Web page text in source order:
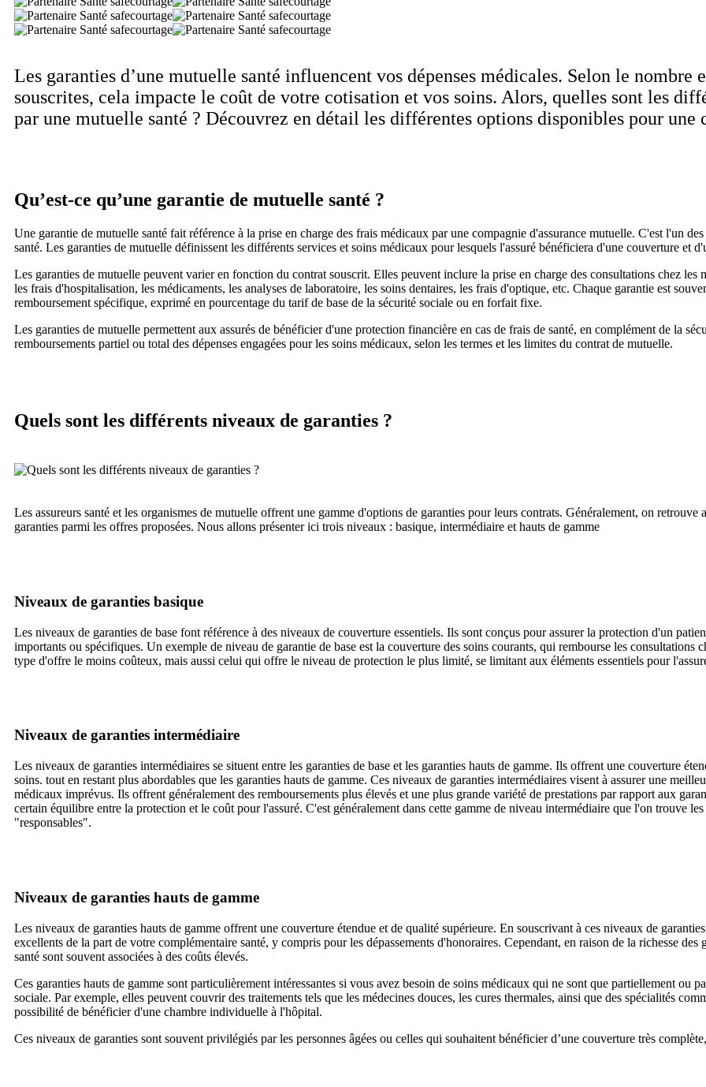
Les garanties d’une mutuelle santé influencent vos dépenses médicales. Selon le nombre
souscrites, cela impacte le coût de votre cotisation et vos soins. Alors, quelles sont les
par une mutuelle santé ? Découvrez en détail les différentes options disponibles pour une
Qu’est-ce qu’une garantie de mutuelle santé ?
Une garantie de mutuelle santé fait référence à la prise en charge des frais médicaux par une compagnie d'assurance mutuelle. C'est l'un
santé. Les garanties de mutuelle définissent les différents services et soins médicaux pour lesquels l'assuré bénéficiera d'une couverture et
Les garanties de mutuelle peuvent varier en fonction du contrat souscrit. Elles peuvent inclure la prise en charge des consultations chez les
les frais d'hospitalisation, les médicaments, les analyses de laboratoire, les soins dentaires, les frais d'optique, etc. Chaque garantie est
remboursement spécifique, exprimé en pourcentage du tarif de base de la sécurité sociale ou en forfait fixe.
Les garanties de mutuelle permettent aux assurés de bénéficier d'une protection financière en cas de frais de santé, en complément de la
remboursements partiel ou total des dépenses engagées pour les soins médicaux, selon les termes et les limites du contrat de mutuelle.
Quels sont les différents niveaux de garanties ?
Les assureurs santé et les organismes de mutuelle offrent une gamme d'options de garanties pour leurs contrats. Généralement, on
garanties parmi les offres proposées. Nous allons présenter ici trois niveaux : basique, intermédiaire et hauts de gamme
Niveaux de garanties basique
Les niveaux de garanties de base font référence à des niveaux de couverture essentiels. Ils sont conçus pour assurer la protection d'un
importants ou spécifiques. Un exemple de niveau de garantie de base est la couverture des soins courants, qui rembourse les consultations
type d'offre le moins coûteux, mais aussi celui qui offre le niveau de protection le plus limité, se limitant aux éléments essentiels pour
Niveaux de garanties intermédiaire
Les niveaux de garanties intermédiaires se situent entre les garanties de base et les garanties hauts de gamme. Ils offrent une couverture
soins. tout en restant plus abordables que les garanties hauts de gamme. Ces niveaux de garanties intermédiaires visent à assurer une
médicaux imprévus. Ils offrent généralement des remboursements plus élevés et une plus grande variété de prestations par rapport aux
certain équilibre entre la protection et le coût pour l'assuré. C'est généralement dans cette gamme de niveau intermédiaire que l'on trouve
"responsables".
Niveaux de garanties hauts de gamme
Les niveaux de garanties hauts de gamme offrent une couverture étendue et de qualité supérieure. En souscrivant à ces niveaux de
excellents de la part de votre complémentaire santé, y compris pour les dépassements d'honoraires. Cependant, en raison de la richesse des
santé sont souvent associées à des coûts élevés.
Ces garanties hauts de gamme sont particulièrement intéressantes si vous avez besoin de soins médicaux qui ne sont que partiellement ou
sociale. Par exemple, elles peuvent couvrir des traitements tels que les médecines douces, les cures thermales, ainsi que des spécialités
possibilité de bénéficier d'une chambre individuelle à l'hôpital.
Ces niveaux de garanties sont souvent privilégiés par les personnes âgées ou celles qui souhaitent bénéficier d’une couverture très